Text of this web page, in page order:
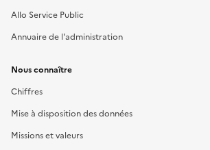
Allo Service Public
Annuaire de l'administration
Nous connaître
Chiffres
Mise à disposition des données
Missions et valeurs